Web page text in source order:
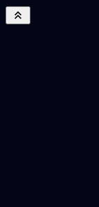
keyboard_double_arrow_up